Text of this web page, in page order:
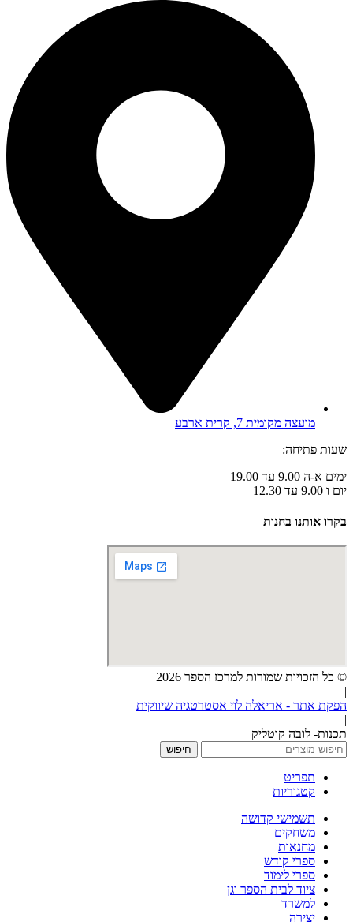
מועצה מקומית 7, קרית ארבע
שעות פתיחה:
ימים א-ה 9.00 עד 19.00
יום ו 9.00 עד 12.30
בקרו אותנו בחנות
© כל הזכויות שמורות למרכז הספר 2026
|
הפקת אתר - אריאלה לוי אסטרטגיה שיווקית
|
תכנות- לובה קוטליק
חיפוש
תפריט
קטגוריות
תשמישי קדושה
משחקים
מחנאות
ספרי קודש
ספרי לימוד
ציוד לבית הספר וגן
למשרד
יצירה